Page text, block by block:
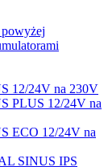
12/24V na 230V
PLUS 12/24V na
ECO 12/24V na
SINUS IPS